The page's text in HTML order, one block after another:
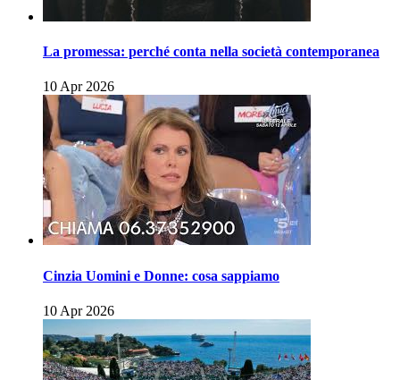
La promessa: perché conta nella società contemporanea
10 Apr 2026
Cinzia Uomini e Donne: cosa sappiamo
10 Apr 2026